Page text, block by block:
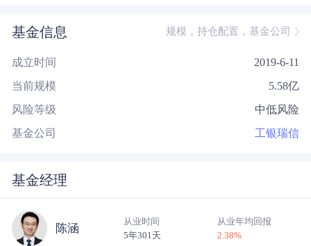
基金信息 规模，持仓配置，基金公司
成立时间 2019-6-11
当前规模 5.58亿
风险等级 中低风险
基金公司 工银瑞信
基金经理
陈涵
从业时间
5年301天
从业年均回报
2.38%